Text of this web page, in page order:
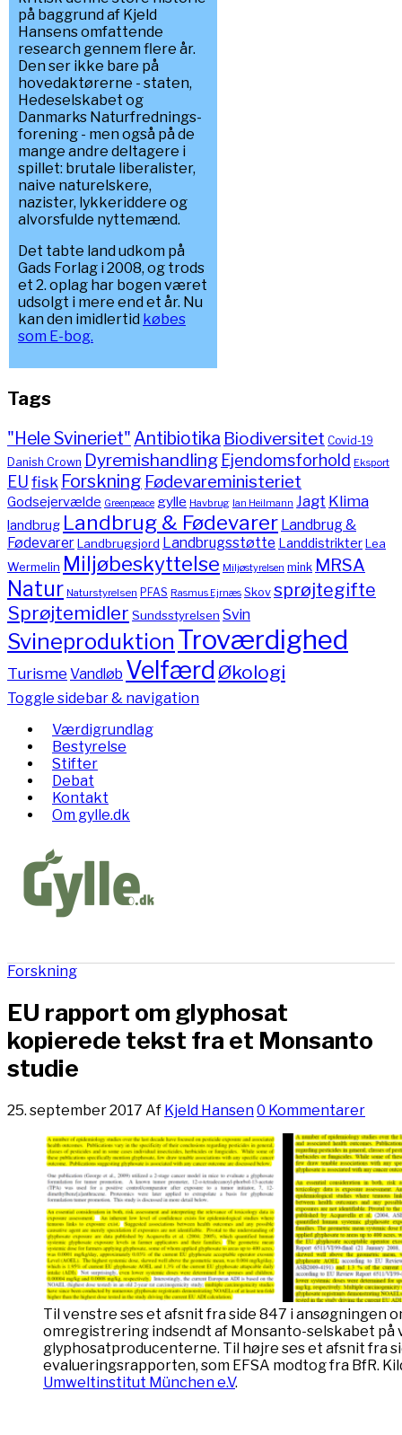
på baggrund af Kjeld
Hansens omfattende
research gennem flere år.
Den ser ikke bare på
hovedaktørerne - staten,
Hedeselskabet og
Danmarks Naturfrednings-
forening - men også på de
mange andre deltagere i
spillet: brutale liberalister,
naive naturelskere,
nazister, lykkeriddere og
alvorsfulde nyttemænd.
Det tabte land udkom på
Gads Forlag i 2008, og trods
et 2. oplag har bogen været
udsolgt i mere end et år. Nu
kan den imidlertid købes
som E-bog.
Tags
"Hele Svineriet" Antibiotika Biodiversitet Covid-19
Danish Crown Dyremishandling Ejendomsforhold Eksport
EUfisk Forskning Fødevareministeriet
Godsejervælde Greenpeace gylle Havbrug Ian Heilmann Jagt Klima
landbrug Landbrug & Fødevarer Landbrug &
FødevarerLandbrugsjord Landbrugsstøtte LanddistrikterLea
Wermelin Miljøbeskyttelse Miljøstyrelsen mink MRSA
Natur Naturstyrelsen PFAS Rasmus Ejrnæs Skov sprøjtegifte
Sprøjtemidler Sundsstyrelsen Svin
Svineproduktion Troværdighed
TurismeVandløb Velfærd Økologi
Toggle sidebar & navigation
Værdigrundlag
Bestyrelse
Stifter
Debat
Kontakt
Om gylle.dk
Forskning
EU rapport om glyphosat
kopierede tekst fra et Monsanto
studie
25. september 2017 Af Kjeld Hansen0 Kommentarer
Til venstre ses et afsnit fra side 847 i ansøgningen
omregistrering indsendt af Monsanto-selskabet på
glyphosatproducenterne. Til højre ses et afsnit fra
evalueringsrapporten, som EFSA modtog fra BfR.
Umweltinstitut München e.V.